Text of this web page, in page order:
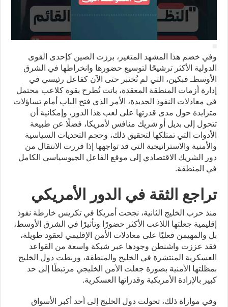
وفي خضم هذا المشهد المتغير، برزت الصين كإحدى القوى
الدولية الأكثر ترشيحًا لتوسيع حضورها وانخراطها في الشرق
الأوسطـ فبكين، التي لم تُختبر حتى الآن كفاعل رئيسي في
إدارة أزمات المنطقة المعقدة، باتت تُطرح بقوة كلاعب محتمل
في معادلات النفوذ الجديدة، الأمر الذي فتح الباب أمام تساؤلات
متزايدة حول مدى قدرتها على لعب هذا الدور، وإمكانية أن
تتحول إلى بديل أو شريك منافس لأمريكا، فضلًا عن طبيعة
الأدوات التي تمتلكها لتحقيق ذلك، وحجم التحديات السياسية
والأمنية والاستراتيجية التي قد تواجهها إذا قررت الانتقال من
دور الشريك الاقتصادي إلى موقع الفاعل الجيوسياسي الكامل
في المنطقة.
تراجع الثقة في الدور الأمريكي
منذ حرب الخليج الثانية، نجحت أمريكا في تكريس خارطة نفوذ
إقليمية جعلتها اللاعب الأكثر حضورًا وتأثيرًا في الشرق الأوسط،
بل والمهيمن فعليًا على معادلات الأمن الإقليمي لعقود طويلة،
فقد عززت واشنطن وجودها عبر شبكة واسعة من القواعد
العسكرية المنتشرة في الخليج والمنطقة، وربطت دول الخليج
بمظلتها الأمنية بصورة جعلت الأمن الخليجي مرتبطًا إلى حد
كبير بالإرادة الأمريكية وقدراتها العسكرية.
وفي موازاة ذلك، تحولت دول الخليج إلى أحد أكبر الأسواق